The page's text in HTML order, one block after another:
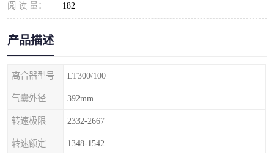
阅 读 量： 182
产品描述
离合器型号 LT300/100
气囊外径 392mm
转速极限 2332-2667
转速额定 1348-1542